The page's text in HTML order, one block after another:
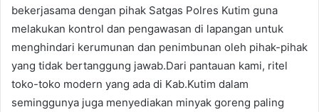
bekerjasama dengan pihak Satgas Polres Kutim guna
melakukan kontrol dan pengawasan di lapangan untuk
menghindari kerumunan dan penimbunan oleh pihak-pihak
yang tidak bertanggung jawab.Dari pantauan kami, ritel
toko-toko modern yang ada di Kab.Kutim dalam
seminggunya juga menyediakan minyak goreng paling